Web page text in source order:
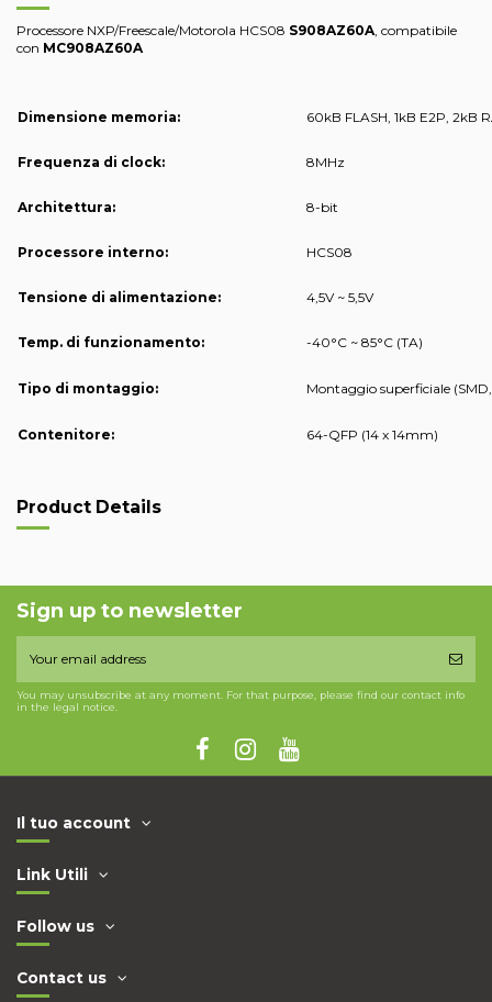
Processore NXP/Freescale/Motorola HCS08 S908AZ60A , compatibile
con MC908AZ60A
Dimensione memoria: 60kB FLASH, 1kB E2P, 2kB
Frequenza di clock: 8MHz
Architettura: 8-bit
Processore interno: HCS08
Tensione di alimentazione: 4,5V ~ 5,5V
Temp. di funzionamento: -40°C ~ 85°C (TA)
Tipo di montaggio: Montaggio superficiale
Contenitore: 64-QFP (14 x 14mm)
Product Details
Sign up to newsletter
You may unsubscribe at any moment. For that purpose, please find our contact info
in the legal notice.
Il tuo account
Link Utili
Follow us
Contact us